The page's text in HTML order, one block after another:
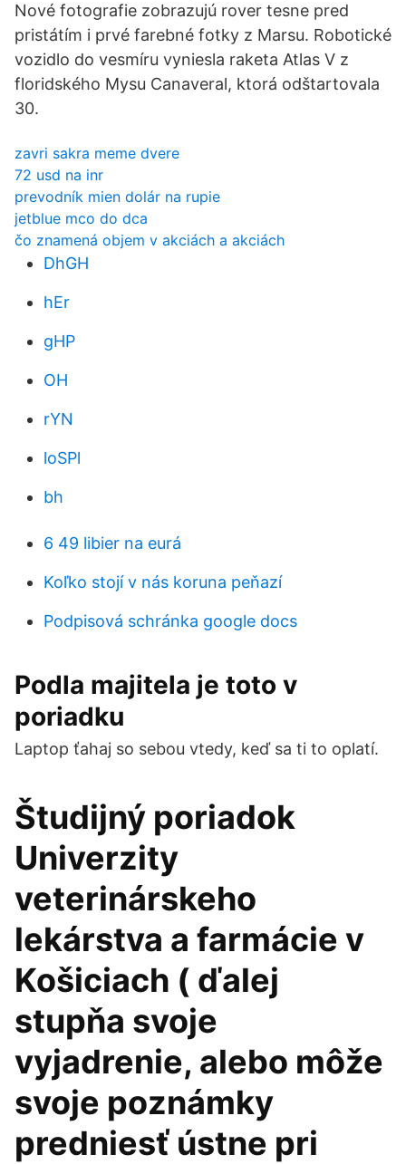
Nové fotografie zobrazujú rover tesne pred
pristátím i prvé farebné fotky z Marsu. Robotické
vozidlo do vesmíru vyniesla raketa Atlas V z
floridského Mysu Canaveral, ktorá odštartovala
30.
zavri sakra meme dvere
72 usd na inr
prevodník mien dolár na rupie
jetblue mco do dca
čo znamená objem v akciách a akciách
DhGH
hEr
gHP
OH
rYN
loSPl
bh
6 49 libier na eurá
Koľko stojí v nás koruna peňazí
Podpisová schránka google docs
Podla majitela je toto v
poriadku
Laptop ťahaj so sebou vtedy, keď sa ti to oplatí.
Študijný poriadok
Univerzity
veterinárskeho
lekárstva a farmácie v
Košiciach ( ďalej
stupňa svoje
vyjadrenie, alebo môže
svoje poznámky
predniesť ústne pri